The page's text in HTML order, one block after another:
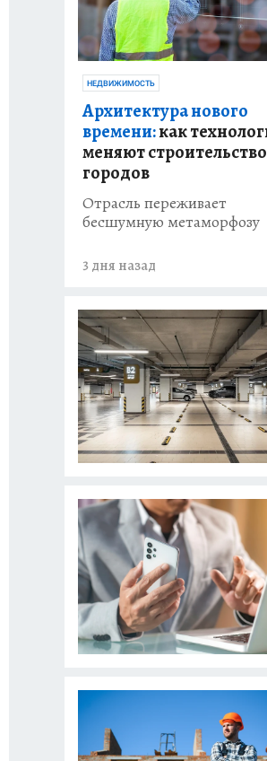
НЕДВИЖИМОСТЬ
Архитектура нового
времени:как
меняют строительство
городов
Отрасль переживает
бесшумную метаморфозу
3 дня назад